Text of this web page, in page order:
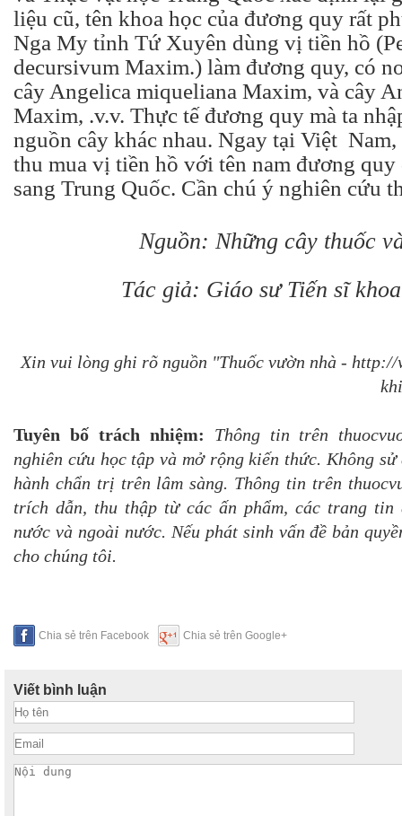
liệu cũ, tên khoa học của đương quy rất
Nga My tỉnh Tứ Xuyên dùng vị tiền hồ
decursivum Maxim.) làm đương quy, có
cây Angelica miqueliana Maxim, và cây
Maxim, .v.v. Thực tế đương quy mà ta
nguồn cây khác nhau. Ngay tại Việt Nam,
thu mua vị tiền hồ với tên nam đương quy
sang Trung Quốc. Cần chú ý nghiên cứu
Nguồn: Những cây thuốc
Tác giả: Giáo sư Tiến sĩ
Xin vui lòng ghi rõ nguồn "Thuốc vườn nhà - http://
Tuyên bố trách nhiệm:
Thông tin trên
nghiên cứu học tập và mở rộng kiến thức. Không
hành chẩn trị trên lâm sàng. Thông tin trên
trích dẫn, thu thập từ các ấn phẩm, các trang
nước và ngoài nước. Nếu phát sinh vấn đề bản
cho chúng tôi.
Chia sẻ trên Facebook Chia sẻ trên Google+
Viết bình luận